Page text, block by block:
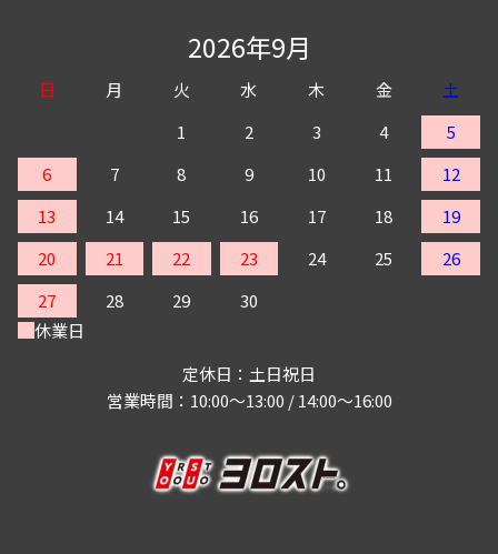
2026年9月
日 月 火 水 木 金
土
1
2 3 4
5
6
7 8 9 10 11
12
13
14 15 16 17 18
19
20
21 22 23 24 25
26
27
28 29
30
休業日
定休日：土日祝日
営業時間：10:00～13:00 / 14:00～16:00